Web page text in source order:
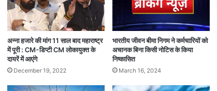
अन्ना हजारे की मांग 11 साल बाद महाराष्ट्र
में पूरी : CM-डिप्टी CM लोकायुक्त के
दायरें में आएंगे
December 19, 2022
भारतीय जीवन बीमा निगम ने कर्मचारियों को
अचानक बिना किसी नोटिस के किया
निष्कासित
March 16, 2024